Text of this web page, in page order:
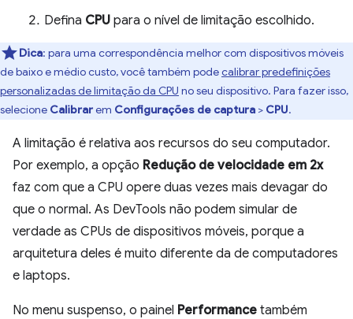
Defina CPU para o nível de limitação escolhido.
Dica: para uma correspondência melhor com dispositivos móveis
de baixo e médio custo, você também podecalibrar predefinições
personalizadas de limitação da CPU no seu dispositivo. Para fazer isso,
selecione Calibrarem Configurações de captura > CPU.
A limitação é relativa aos recursos do seu computador.
Por exemplo, a opção Redução de velocidade em 2x
faz com que a CPU opere duas vezes mais devagar do
que o normal. As DevTools não podem simular de
verdade as CPUs de dispositivos móveis, porque a
arquitetura deles é muito diferente da de computadores
e laptops.
No menu suspenso, o painel Performance também